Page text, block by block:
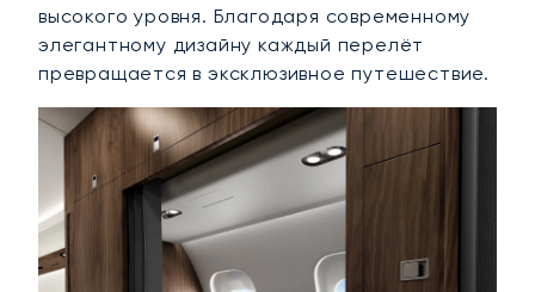
высокого уровня. Благодаря современному
элегантному дизайну каждый перелёт
превращается в эксклюзивное путешествие.